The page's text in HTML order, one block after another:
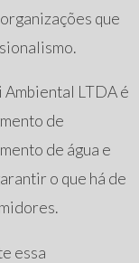
que
Ambiental LTDA é
de
de água e
o que há de
essa